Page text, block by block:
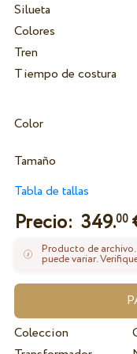
Silueta
Colores
Tren
Tiempo de costura
Color
Tamaño
Tabla de tallas
Precio: 349.00
Producto de
puede variar.
Coleccion